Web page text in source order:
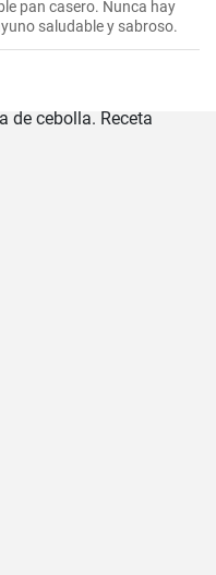
pan casero. Nunca hay
saludable y sabroso.